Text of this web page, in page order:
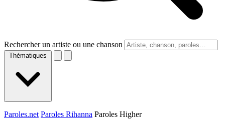
Rechercher un artiste ou une chanson
Thématiques
Paroles.net Paroles Rihanna Paroles Higher